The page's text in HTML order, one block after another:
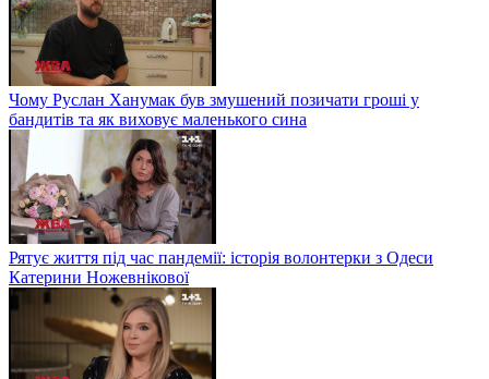
Чому Руслан Ханумак був змушений позичати гроші у
бандитів та як виховує маленького сина
Рятує життя під час пандемії: історія волонтерки з Одеси
Катерини Ножевнікової